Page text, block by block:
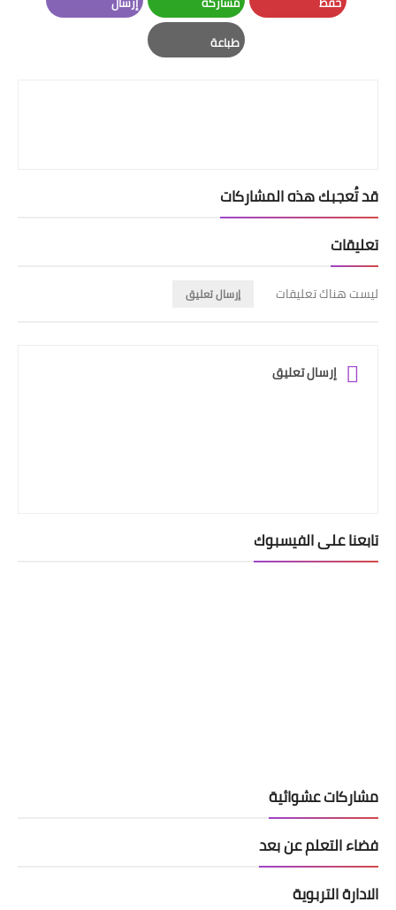
Whatsapp
طباعة
قد تُعجبك هذه المشاركات
تعليقات
ليست هناك تعليقات إرسال تعليق
إرسال تعليق
تابعنا على الفيسبوك
مشاركات عشوائية
فضاء التعلم عن بعد
الادارة التربوية